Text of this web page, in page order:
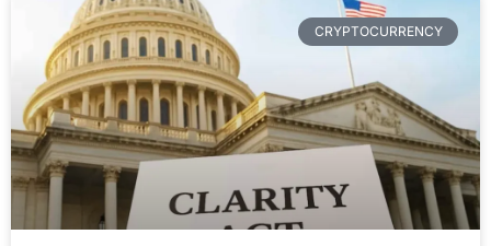
CRYPTOCURRENCY